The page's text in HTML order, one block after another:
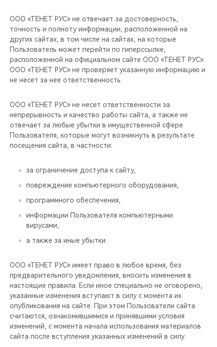
ООО «ТЕНЕТ РУС» не отвечает за достоверность,
точность и полноту информации, расположенной на
других сайтах, в том числе на сайтах, на которые
Пользователь может перейти по гиперссылке,
расположенной на официальном сайте ООО «ТЕНЕТ РУС».
ООО «ТЕНЕТ РУС» не проверяет указанную информацию и
не несет за нее ответственность.
ООО «ТЕНЕТ РУС» не несет ответственности за
непрерывность и качество работы сайта, а также не
отвечает за любые убытки в имущественной сфере
Пользователя, которые могут возникнуть в результате
посещения сайта, в частности:
за ограничение доступа к сайту,
повреждение компьютерного оборудования,
программного обеспечения,
информации Пользователя компьютерными
вирусами,
а также за иные убытки.
ООО «ТЕНЕТ РУС» имеет право в любое время, без
предварительного уведомления, вносить изменения в
настоящие правила. Если иное специально не оговорено,
указанные изменения вступают в силу с момента их
опубликования на сайте. При этом Пользователи сайта
считаются, ознакомившимися и принявшими условия
изменений, с момента начала использования материалов
сайта после вступления указанных изменений в силу.